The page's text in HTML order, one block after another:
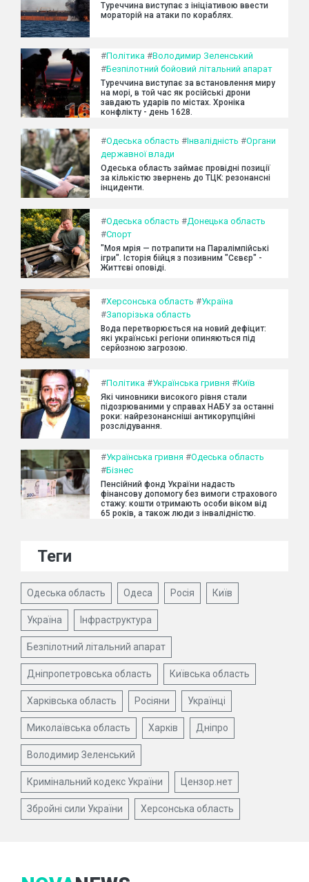
Туреччина виступає з ініціативою ввести
мораторій на атаки по кораблях.
#Політика #Володимир Зеленський
#Безпілотний бойовий літальний апарат
Туреччина виступає за встановлення миру
на морі, в той час як російські дрони
завдають ударів по містах. Хроніка
конфлікту - день 1628.
#Одеська область #Інвалідність #Органи
державної влади
Одеська область займає провідні позиції
за кількістю звернень до ТЦК: резонансні
інциденти.
#Одеська область #Донецька область
#Спорт
"Моя мрія — потрапити на Паралімпійські
ігри". Історія бійця з позивним "Сєвєр" -
Життєві оповіді.
#Херсонська область #Україна
#Запорізька область
Вода перетворюється на новий дефіцит:
які українські регіони опиняються під
серйозною загрозою.
#Політика #Українська гривня #Київ
Які чиновники високого рівня стали
підозрюваними у справах НАБУ за останні
роки: найрезонансніші антикорупційні
розслідування.
#Українська гривня #Одеська область
#Бізнес
Пенсійний фонд України надасть
фінансову допомогу без вимоги страхового
стажу: кошти отримають особи віком від
65 років, а також люди з інвалідністю.
Теги
Одеська область Одеса Росія Київ
Україна Інфраструктура
Безпілотний літальний апарат
Дніпропетровська область Київська область
Харківська область Росіяни Українці
Миколаївська область Харків Дніпро
Володимир Зеленський
Кримінальний кодекс України Цензор.нет
Збройні сили України Херсонська область